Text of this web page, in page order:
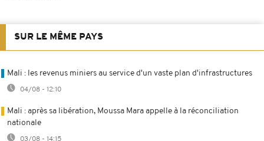
SUR LE MÊME PAYS
Mali : les revenus miniers au service d'un vaste plan d'infrastructures
04/08 - 12:10
Mali : après sa libération, Moussa Mara appelle à la réconciliation
nationale
03/08 - 14:15